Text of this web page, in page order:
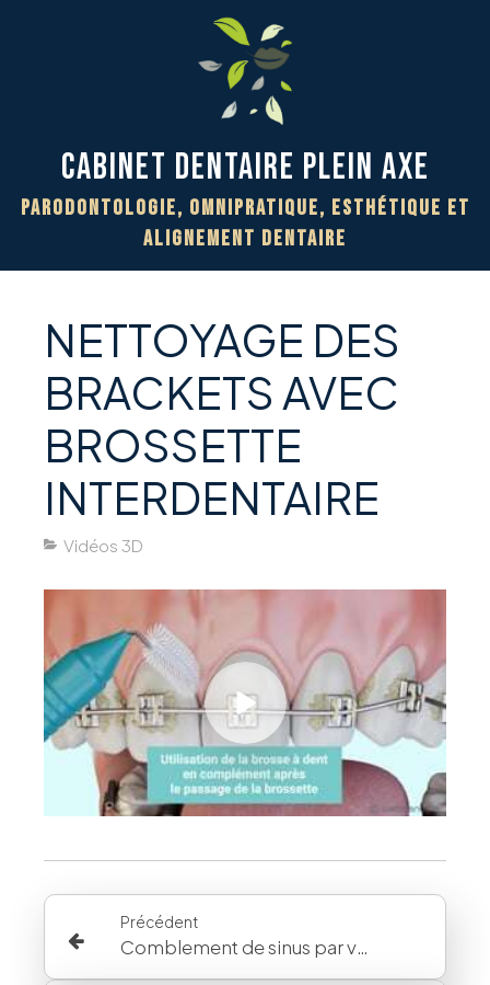
Cabinet Dentaire PLEIN AXE
Parodontologie, Omnipratique, Esthétique et
Alignement Dentaire
NETTOYAGE DES
BRACKETS AVEC
BROSSETTE
INTERDENTAIRE
Vidéos 3D
Précédent
Comblement de sinus par voie latérale (sinus lift) avec implantation différée